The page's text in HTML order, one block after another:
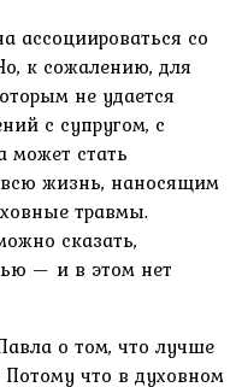
ассоциироваться со
к сожалению, для
не удается
с супругом, с
может стать
жизнь, наносящим
травмы.
сказать,
— и в этом нет
о том, что лучше
что в духовном